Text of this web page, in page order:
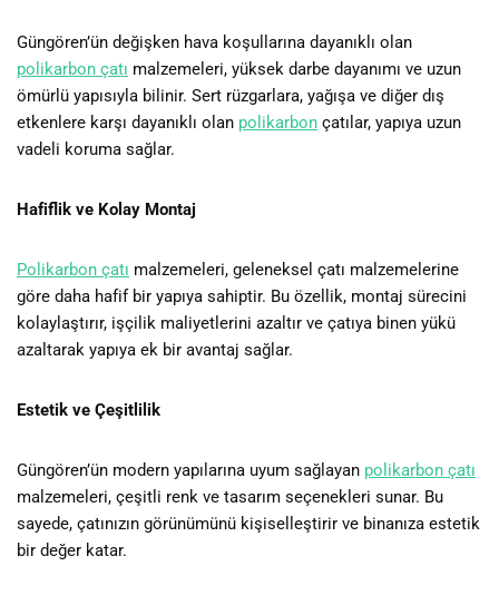
Güngören’ün değişken hava koşullarına dayanıklı olan
polikarbon çatı malzemeleri, yüksek darbe dayanımı ve uzun
ömürlü yapısıyla bilinir. Sert rüzgarlara, yağışa ve diğer dış
etkenlere karşı dayanıklı olan polikarbon çatılar, yapıya uzun
vadeli koruma sağlar.
Hafiflik ve Kolay Montaj
Polikarbon çatı malzemeleri, geleneksel çatı malzemelerine
göre daha hafif bir yapıya sahiptir. Bu özellik, montaj sürecini
kolaylaştırır, işçilik maliyetlerini azaltır ve çatıya binen yükü
azaltarak yapıya ek bir avantaj sağlar.
Estetik ve Çeşitlilik
Güngören’ün modern yapılarına uyum sağlayan polikarbon çatı
malzemeleri, çeşitli renk ve tasarım seçenekleri sunar. Bu
sayede, çatınızın görünümünü kişiselleştirir ve binanıza estetik
bir değer katar.